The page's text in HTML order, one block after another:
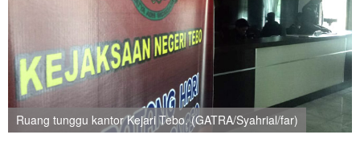
Ruang tunggu kantor Kejari Tebo. (GATRA/Syahrial/far)